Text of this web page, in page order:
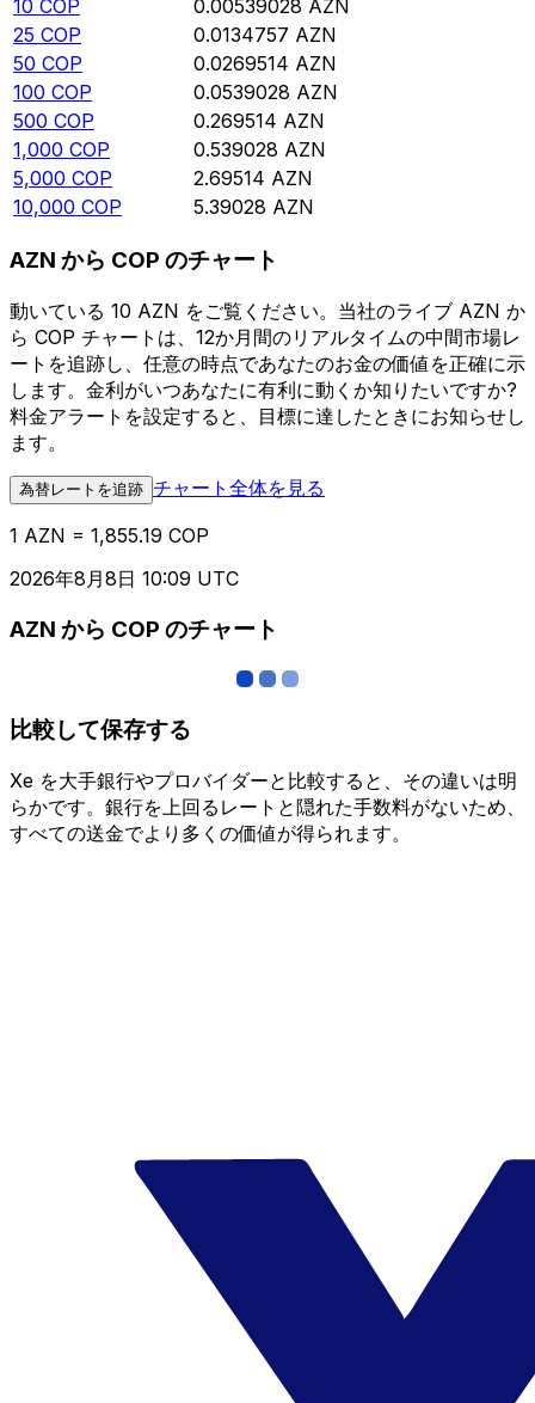
10 COP 0.00539028 AZN
25 COP 0.0134757 AZN
50 COP 0.0269514 AZN
100 COP 0.0539028 AZN
500 COP 0.269514 AZN
1,000 COP 0.539028 AZN
5,000 COP 2.69514 AZN
10,000 COP 5.39028 AZN
AZN から COP のチャート
動いている 10 AZN をご覧ください。当社のライブ AZN か
ら COP チャートは、12か月間のリアルタイムの中間市場レ
ートを追跡し、任意の時点であなたのお金の価値を正確に示
します。金利がいつあなたに有利に動くか知りたいですか?
料金アラートを設定すると、目標に達したときにお知らせし
ます。
為替レートを追跡 チャート全体を見る
1 AZN = 1,855.19 COP
2026年8月8日 10:09 UTC
AZN から COP のチャート
比較して保存する
Xe を大手銀行やプロバイダーと比較すると、その違いは明
らかです。銀行を上回るレートと隠れた手数料がないため、
すべての送金でより多くの価値が得られます。